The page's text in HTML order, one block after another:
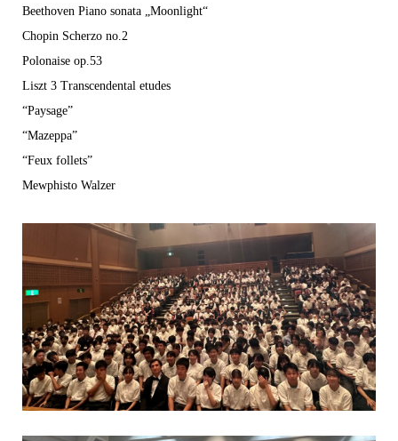
Beethoven Piano sonata „Moonlight“
Chopin Scherzo no.2
Polonaise op.53
Liszt 3 Transcendental etudes
“Paysage”
“Mazeppa”
“Feux follets”
Mewphisto Walzer